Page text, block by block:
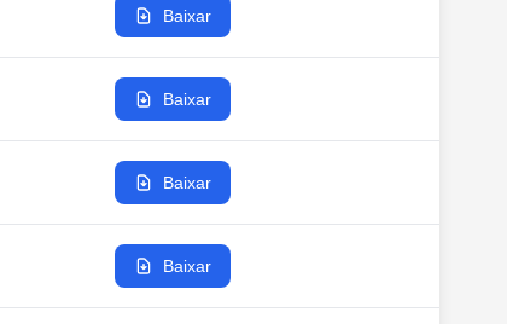
Baixar
Baixar
Baixar
Baixar